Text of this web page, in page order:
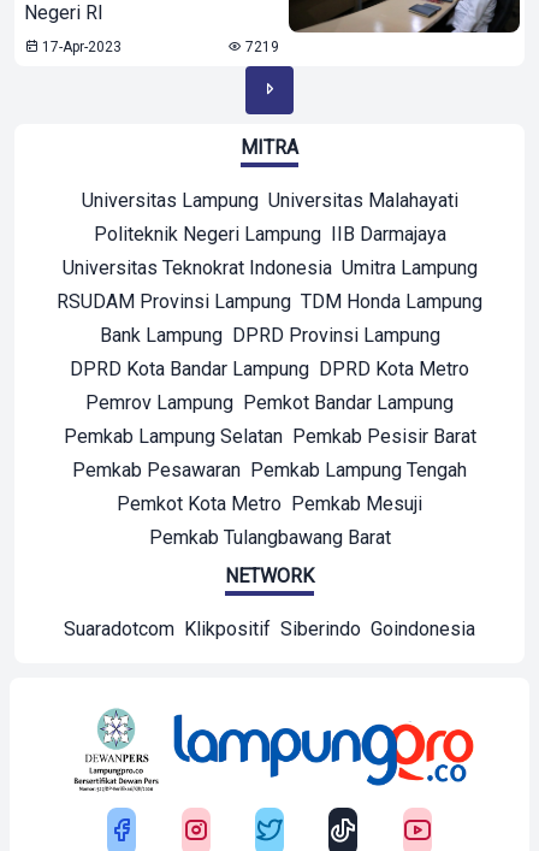
Negeri RI
17-Apr-2023 7219
MITRA
Universitas Lampung Universitas Malahayati
Politeknik Negeri Lampung IIB Darmajaya
Universitas Teknokrat Indonesia Umitra Lampung
RSUDAM Provinsi Lampung TDM Honda Lampung
Bank Lampung DPRD Provinsi Lampung
DPRD Kota Bandar Lampung DPRD Kota Metro
Pemrov Lampung Pemkot Bandar Lampung
Pemkab Lampung Selatan Pemkab Pesisir Barat
Pemkab Pesawaran Pemkab Lampung Tengah
Pemkot Kota Metro Pemkab Mesuji
Pemkab Tulangbawang Barat
NETWORK
Suaradotcom Klikpositif Siberindo Goindonesia